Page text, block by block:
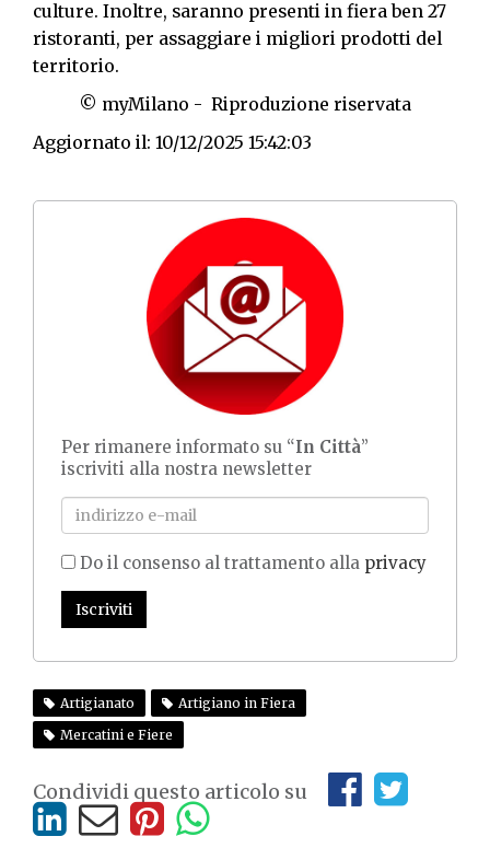
culture. Inoltre, saranno presenti in fiera ben 27
ristoranti, per assaggiare i migliori prodotti del
territorio.
© myMilano - Riproduzione riservata
Aggiornato il: 10/12/2025 15:42:03
Per rimanere informato su “In Città”
iscriviti alla nostra newsletter
Do il consenso al trattamento alla privacy
Iscriviti
Artigianato
Artigiano in Fiera
Mercatini e Fiere
Condividi questo articolo su